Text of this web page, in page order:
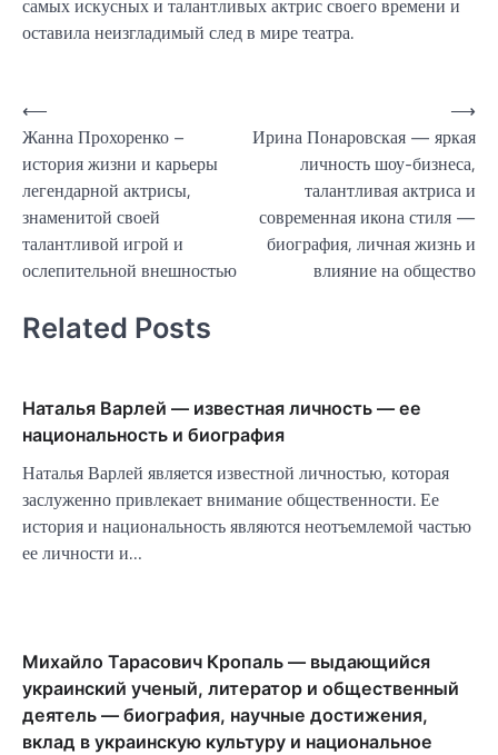
самых искусных и талантливых актрис своего времени и
оставила неизгладимый след в мире театра.
Навигация
по
записям
⟵
Жанна Прохоренко –
история жизни и карьеры
легендарной актрисы,
знаменитой своей
талантливой игрой и
ослепительной внешностью
Ирина Понаровская — яркая
личность шоу-бизнеса,
талантливая актриса и
современная икона стиля —
биография, личная жизнь и
влияние на общество
⟶
Related Posts
Наталья Варлей — известная личность — ее
национальность и биография
Наталья Варлей является известной личностью, которая
заслуженно привлекает внимание общественности. Ее
история и национальность являются неотъемлемой частью
ее личности и…
Михайло Тарасович Кропаль — выдающийся
украинский ученый, литератор и общественный
деятель — биография, научные достижения,
вклад в украинскую культуру и национальное